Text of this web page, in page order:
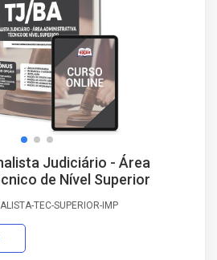
Judiciário - Área
de Nível Superior
TEC-SUPERIOR-IMP